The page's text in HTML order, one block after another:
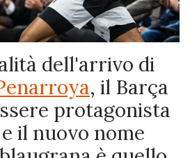
dell'arrivo di
, il Barça
protagonista
il nuovo nome